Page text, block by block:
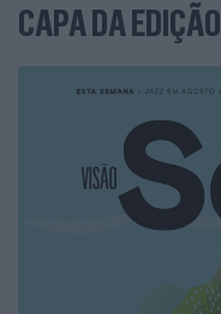
CAPA DA EDIÇÃO